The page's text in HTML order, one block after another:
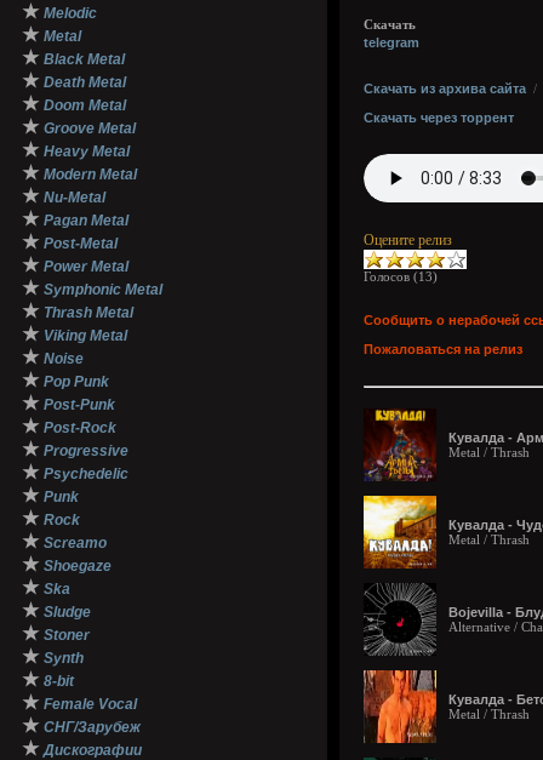
★ Melodic
★ Metal
★ Black Metal
★ Death Metal
★ Doom Metal
★ Groove Metal
★ Heavy Metal
★ Modern Metal
★ Nu-Metal
★ Pagan Metal
★ Post-Metal
★ Power Metal
★ Symphonic Metal
★ Thrash Metal
★ Viking Metal
★ Noise
★ Pop Punk
★ Post-Punk
★ Post-Rock
★ Progressive
★ Psychedelic
★ Punk
★ Rock
★ Screamo
★ Shoegaze
★ Ska
★ Sludge
★ Stoner
★ Synth
★ 8-bit
★ Female Vocal
★ СНГ/Зарубеж
★ Дискографии
Скачать
telegram
Скачать из архива сайта /
Скачать через торрент
Оцените релиз
Голосов (13)
Сообщить о нерабочей
Пожаловаться на релиз
Кувалда -
Metal / Thrash
Кувалда -
Metal / Thrash
Bojevilla -
Alternative /
Кувалда -
Metal / Thrash